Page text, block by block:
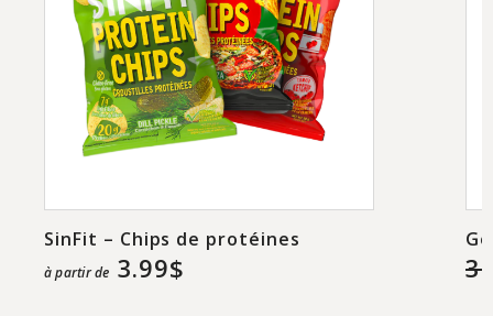
SinFit – Chips de protéines
à partir de 3.99$